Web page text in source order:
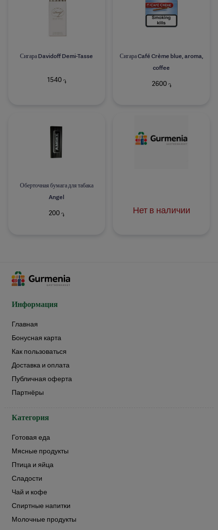
Сигара Davidoff Demi-Tasse
1540 ֏
Сигара Café Crème blue, aroma,
coffee
2600 ֏
Оберточная бумага для табака
Angel
200 ֏
Нет в наличии
Информация
Главная
Бонусная карта
Как пользоваться
Доставка и оплата
Публичная оферта
Партнёры
Категория
Готовая еда
Мясные продукты
Птица и яйца
Сладости
Чай и кофе
Спиртные напитки
Молочные продукты